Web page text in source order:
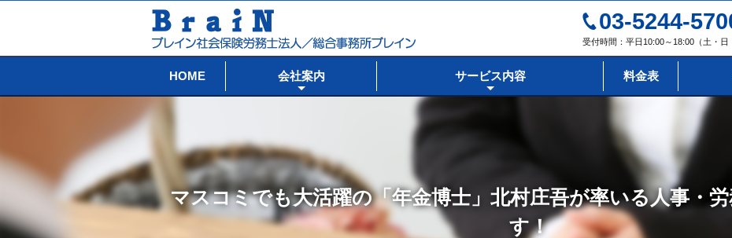
03-5244-
受付時間：平日10:00～18:00（土・日
HOME 会社案内 サービス内容 料金表
マスコミでも大活躍の「年金博士」北村庄吾が率いる人事・
す！